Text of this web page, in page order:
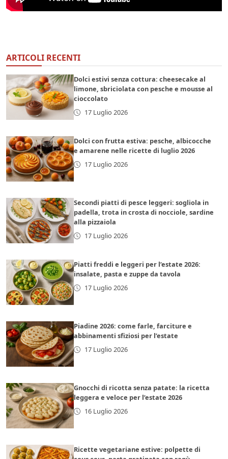
ARTICOLI RECENTI
Dolci estivi senza cottura: cheesecake al
limone, sbriciolata con pesche e mousse al
cioccolato
17 Luglio 2026
Dolci con frutta estiva: pesche, albicocche
e amarene nelle ricette di luglio 2026
17 Luglio 2026
Secondi piatti di pesce leggeri: sogliola in
padella, trota in crosta di nocciole, sardine
alla pizzaiola
17 Luglio 2026
Piatti freddi e leggeri per l’estate 2026:
insalate, pasta e zuppe da tavola
17 Luglio 2026
Piadine 2026: come farle, farciture e
abbinamenti sfiziosi per l’estate
17 Luglio 2026
Gnocchi di ricotta senza patate: la ricetta
leggera e veloce per l’estate 2026
16 Luglio 2026
Ricette vegetariane estive: polpette di